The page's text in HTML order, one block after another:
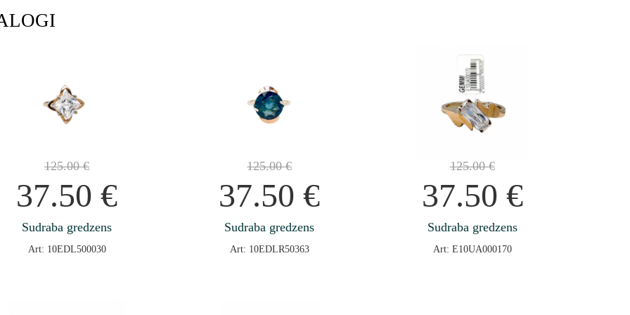
125.00€
37.50€
Sudraba gredzens
Art: 10EDL500030
125.00€
37.50€
Sudraba gredzens
Art: 10EDLR50363
125.00€
37.50 €
Sudraba gredzens
Art: E10UA000170